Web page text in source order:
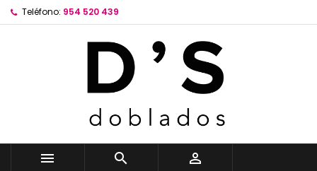
Teléfono: 954 520 439
  